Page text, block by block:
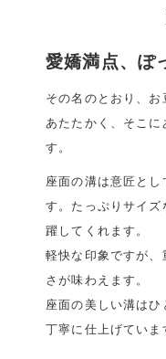
愛嬌満点、ぽ
その名のとおり、
あたたかく、そこ
す。
座面の溝は意匠と
す。たっぷりサイ
躍してくれます。
軽快な印象ですが
さが味わえます。
座面の美しい溝はひ
丁寧に仕上げていま